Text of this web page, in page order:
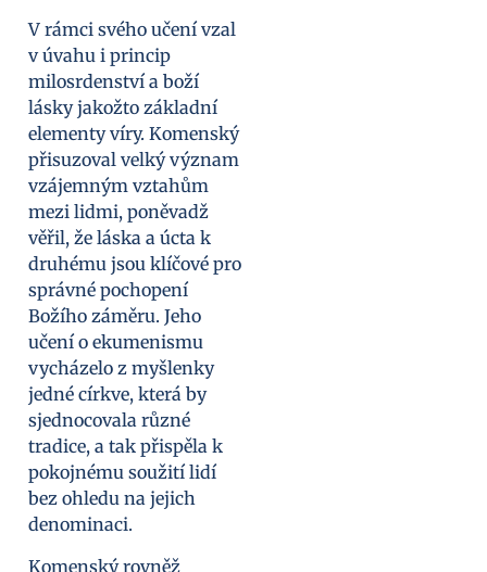
V rámci svého učení vzal
v úvahu i princip
milosrdenství a boží
lásky jakožto základní
elementy víry. Komenský
přisuzoval velký význam
vzájemným vztahům
mezi lidmi, poněvadž
věřil, že láska a úcta k
druhému jsou klíčové pro
správné pochopení
Božího záměru. Jeho
učení o ekumenismu
vycházelo z myšlenky
jedné církve, která by
sjednocovala různé
tradice, a tak přispěla k
pokojnému soužití lidí
bez ohledu na jejich
denominaci.
Komenský rovněž